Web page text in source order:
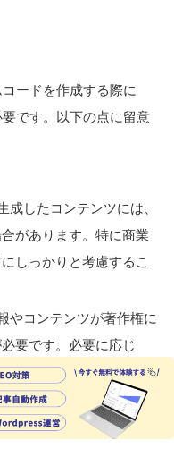
ードを作成する際に
です。以下の点に留意
成したコンテンツには、
があります。特に商業
しっかりと考慮するこ
やコンテンツが著作権に
要です。必要に応じ
得することが大切で